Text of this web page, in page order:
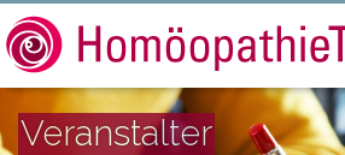
HOME
Veranstalter